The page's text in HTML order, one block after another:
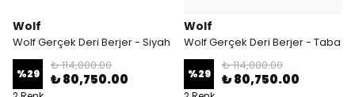
Wolf
Wolf Gerçek Deri Berjer - Siyah
%29
₺ 114,000.00
₺ 80,750.00
Wolf
Wolf Gerçek Deri Berjer - Taba
%29
₺ 114,000.00
₺ 80,750.00